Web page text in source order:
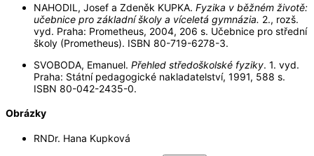
NAHODIL, Josef a Zdeněk KUPKA. Fyzika v běžném životě:
učebnice pro základní školy a víceletá gymnázia. 2., rozš.
vyd. Praha: Prometheus, 2004, 206 s. Učebnice pro střední
školy (Prometheus). ISBN 80-719-6278-3.
SVOBODA, Emanuel. Přehled středoškolské fyziky. 1. vyd.
Praha: Státní pedagogické nakladatelství, 1991, 588 s.
ISBN 80-042-2435-0.
Obrázky
RNDr. Hana Kupková